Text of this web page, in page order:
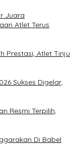
Juara
Atlet Terus
Prestasi, Atlet Tinju
Sukses Digelar,
Resmi Terpilih,
Di Babel